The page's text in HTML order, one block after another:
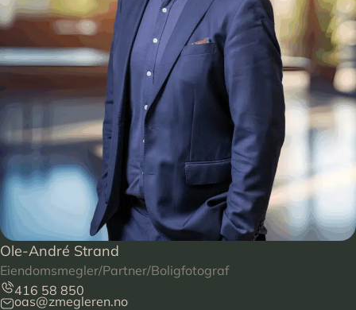
Ole-André Strand
Eiendomsmegler/Partner/Boligfotograf
416 58 850
oas@zmegleren.no